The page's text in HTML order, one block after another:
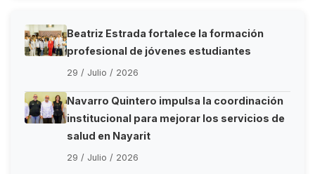
Beatriz Estrada fortalece la formación
profesional de jóvenes estudiantes
29 / Julio / 2026
Navarro Quintero impulsa la coordinación
institucional para mejorar los servicios de
salud en Nayarit
29 / Julio / 2026